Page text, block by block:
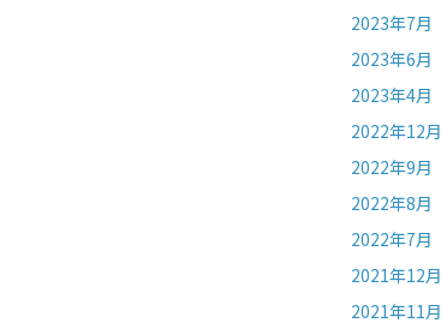
2023年7月
2023年6月
2023年4月
2022年12月
2022年9月
2022年8月
2022年7月
2021年12月
2021年11月